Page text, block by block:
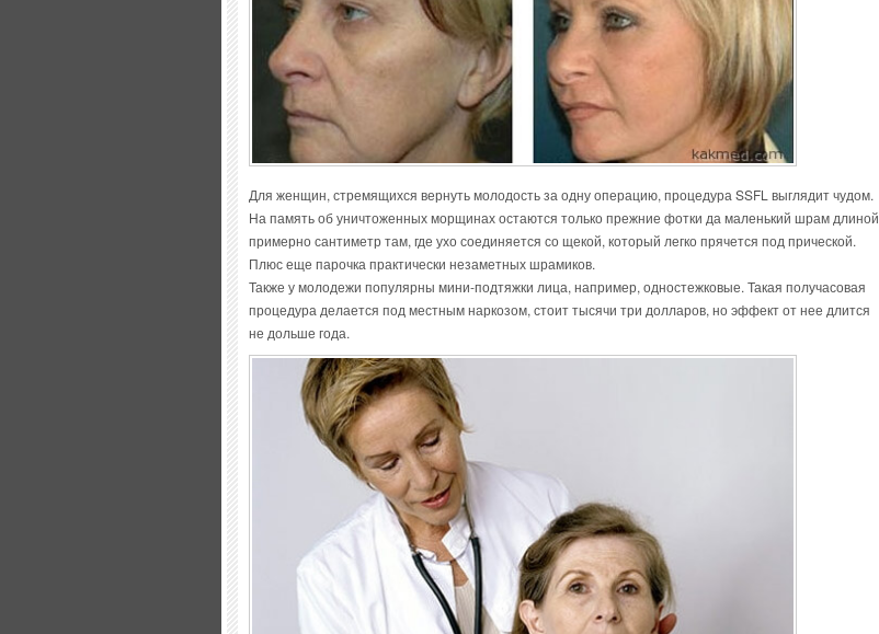
Для женщин, стремящихся вернуть молодость за одну операцию, процедура SSFL выглядит чудом.
На память об уничтоженных морщинах остаются только прежние фотки да маленький шрам длиной
примерно сантиметр там, где ухо соединяется со щекой, который легко прячется под прической.
Плюс еще парочка практически незаметных шрамиков.
Также у молодежи популярны мини-подтяжки лица, например, одностежковые. Такая получасовая
процедура делается под местным наркозом, стоит тысячи три долларов, но эффект от нее длится
не дольше года.